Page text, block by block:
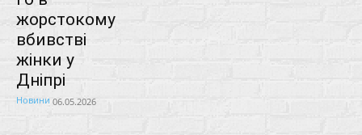
жорстокому
вбивстві
жінки у
Дніпрі
Новини 06.05.2026